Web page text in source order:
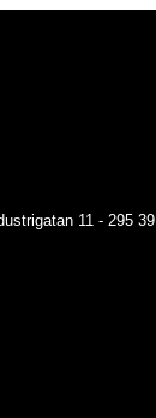
11 - 295 39